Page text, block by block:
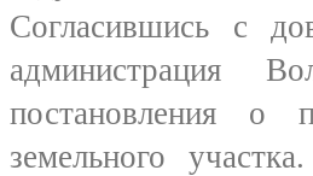
Согласившись с
администрация
постановления о
земельного